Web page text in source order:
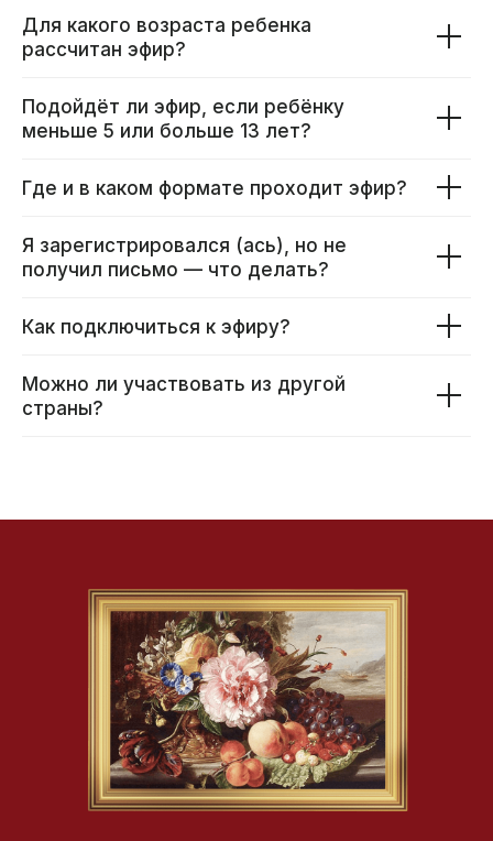
Для какого возраста ребенка
рассчитан эфир?
Подойдёт ли эфир, если ребёнку
меньше 5 или больше 13 лет?
Где и в каком формате проходит эфир?
Я зарегистрировался (ась), но не
получил письмо — что делать?
Как подключиться к эфиру?
Можно ли участвовать из другой
страны?